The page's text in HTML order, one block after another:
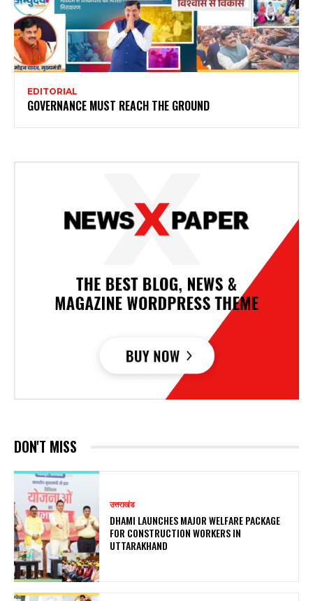
EDITORIAL
GOVERNANCE MUST REACH THE GROUND
DON'T MISS
उत्तराखंड
DHAMI LAUNCHES MAJOR WELFARE PACKAGE
FOR CONSTRUCTION WORKERS IN
UTTARAKHAND